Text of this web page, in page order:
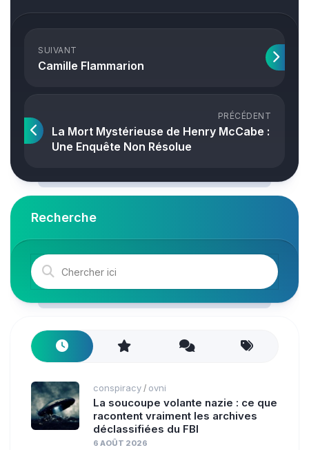
SUIVANT
Camille Flammarion
PRÉCÉDENT
La Mort Mystérieuse de Henry McCabe :
Une Enquête Non Résolue
Recherche
conspiracy / ovni
La soucoupe volante nazie : ce que
racontent vraiment les archives
déclassifiées du FBI
6 AOÛT 2026